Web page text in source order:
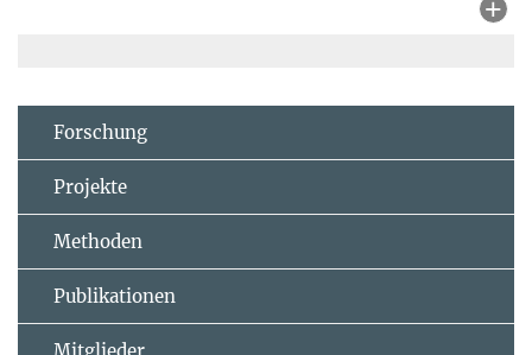
Forschung
Projekte
Methoden
Publikationen